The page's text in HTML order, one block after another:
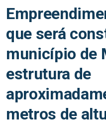
que será
município de
estrutura de
metros de